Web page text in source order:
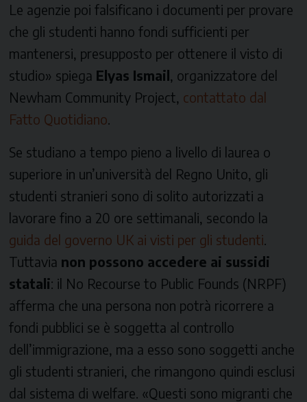
Le agenzie poi falsificano i documenti per provare
che gli studenti hanno fondi sufficienti per
mantenersi, presupposto per ottenere il visto di
studio» spiega Elyas Ismail , organizzatore del
Newham Community Project contattato dal
Fatto Quotidiano
Se studiano a tempo pieno a livello di laurea o
superiore in un’università del Regno Unito, gli
studenti stranieri sono di solito autorizzati a
lavorare fino a 20 ore settimanali, secondo la
guida del governo UK ai visti per gli studenti
Tuttavia non possono accedere ai sussidi
statali: il No Recourse to Public Founds (NRPF)
afferma che una persona non potrà ricorrere a
fondi pubblici se è soggetta al controllo
dell’immigrazione, ma a esso sono soggetti anche
gli studenti stranieri, che rimangono quindi esclusi
dal sistema di welfare. «Questi sono migranti che